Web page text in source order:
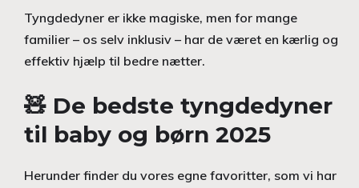
Tyngdedyner er ikke magiske, men for mange
familier – os selv inklusiv – har de været en kærlig og
effektiv hjælp til bedre nætter.
🧸 De bedste tyngdedyner
til baby og børn 2025
Herunder finder du vores egne favoritter, som vi har